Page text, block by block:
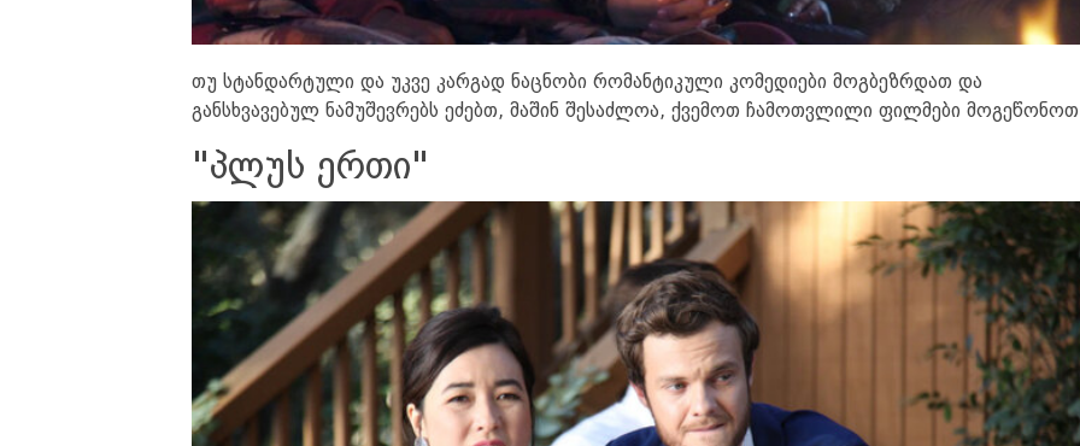
თუ სტანდარტული და უკვე კარგად ნაცნობი რომანტიკული კომედიები მოგბეზრდათ და
განსხვავებულ ნამუშევრებს ეძებთ, მაშინ შესაძლოა, ქვემოთ ჩამოთვლილი ფილმები
"პლუს ერთი"